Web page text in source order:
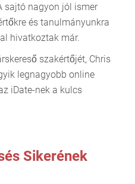
sajtó nagyon jól ismer
és tanulmányunkra
hivatkoztak már.
szakértőjét, Chris
legnagyobb online
iDate-nek a kulcs
Sikerének